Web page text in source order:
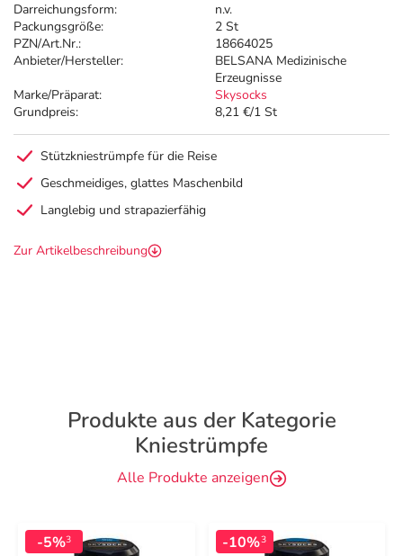
Darreichungsform:
n.v.
Packungsgröße:
2 St
PZN/Art.Nr.:
18664025
Anbieter/Hersteller:
BELSANA Medizinische
Erzeugnisse
Marke/Präparat:
Skysocks
Grundpreis:
8,21 €/1 St
Stützkniestrümpfe für die Reise
Geschmeidiges, glattes Maschenbild
Langlebig und strapazierfähig
Zur Artikelbeschreibung
Produkte aus der Kategorie
Kniestrümpfe
Alle Produkte anzeigen
-5%3 -10%3